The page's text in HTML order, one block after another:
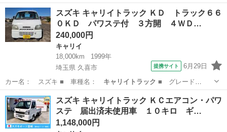
名： ＫＣ ８型 …
埼玉 さいたま市 キャリイ
スズキ キャリイトラック ＫＤ トラック６６
０ＫＤ パワステ付 ３方開 ４ＷＤ…
240,000円
キャリイ
18,000km
1999年
埼玉県 久喜市
提携サイト 6月29日
カー名： スズキ ■ 車種名： キャリイトラック ■ グレード
名： ＫＤ トラッ…
埼玉 久喜市 キャリイ
スズキ キャリイトラック ＫＣエアコン・パワ
ステ 届出済未使用車 １０キロ ギ…
1,148,000円